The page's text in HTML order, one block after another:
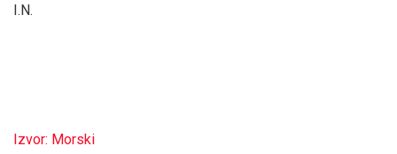
I.N.
Izvor: Morski